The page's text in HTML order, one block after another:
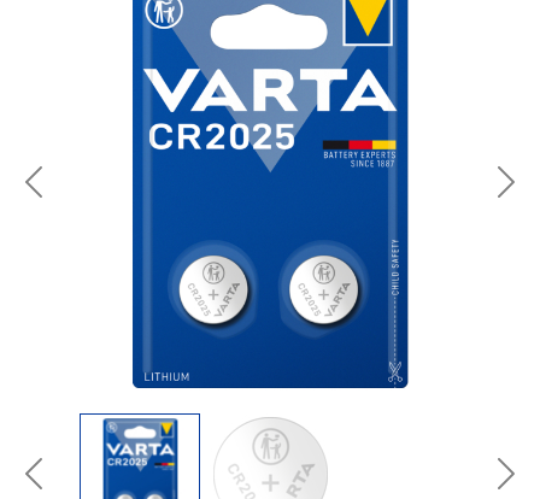
Previous
Previous